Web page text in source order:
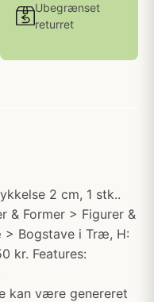
Ubegrænset
returret
2 cm, 1 stk..
& Former > Figurer &
Bogstave i Træ, H:
kr. Features:
kan være genereret